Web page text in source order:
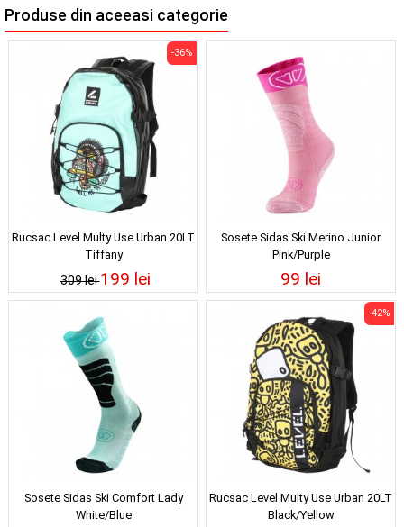
Produse din aceeasi categorie
Rucsac Level Multy Use Urban 20LT
Tiffany
309 lei
-36%
199 lei
Sosete Sidas Ski Merino Junior
Pink/Purple
99 lei
Sosete Sidas Ski Comfort Lady
White/Blue
Rucsac Level Multy Use Urban 20LT
Black/Yellow
-42%